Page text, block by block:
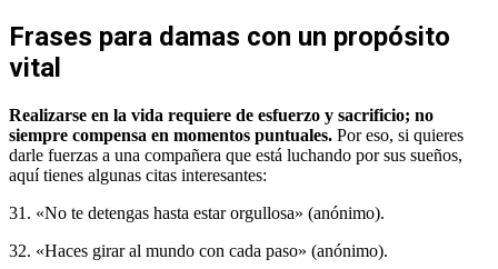
Frases para damas con un propósito
vital
Realizarse en la vida requiere de esfuerzo y sacrificio; no
siempre compensa en momentos puntuales. Por eso, si quieres
darle fuerzas a una compañera que está luchando por sus sueños,
aquí tienes algunas citas interesantes:
31. «No te detengas hasta estar orgullosa» (anónimo).
32. «Haces girar al mundo con cada paso» (anónimo).